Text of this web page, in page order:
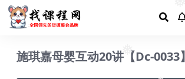
❅
施琪嘉母婴互动20讲【Dc-0033】